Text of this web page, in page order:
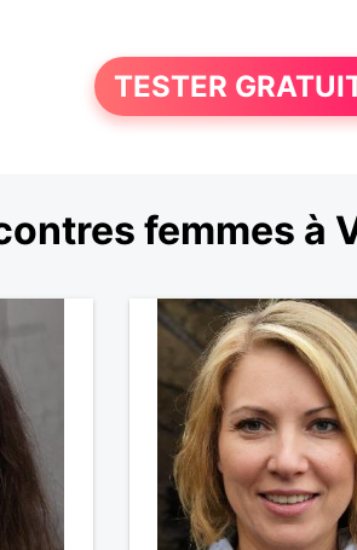
TESTER
femmes à